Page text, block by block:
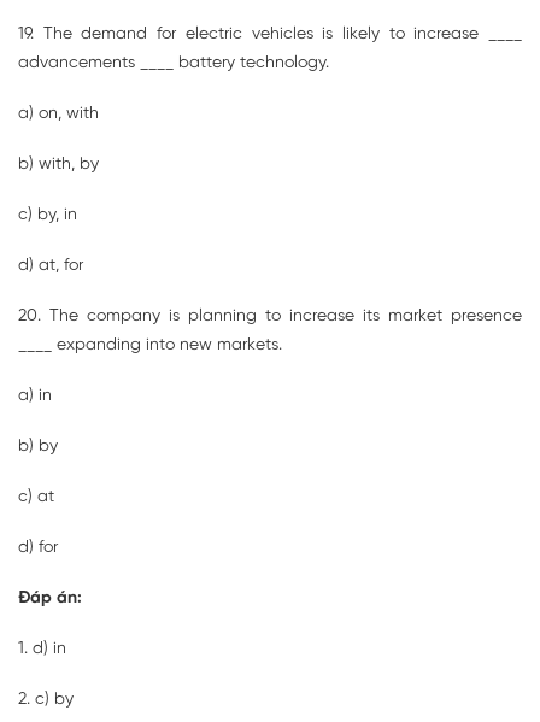
19. The demand for electric vehicles is likely to increase ____
advancements ____ battery technology.
a) on, with
b) with, by
c) by, in
d) at, for
20. The company is planning to increase its market presence
____ expanding into new markets.
a) in
b) by
c) at
d) for
Đáp án:
1. d) in
2. c) by